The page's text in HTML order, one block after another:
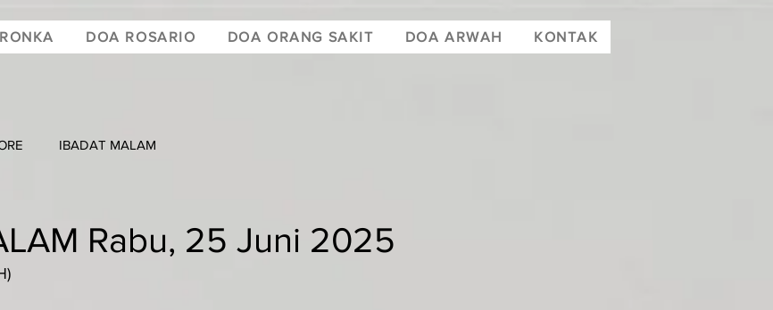
DOA ROSARIO DOA ORANG SAKIT DOA ARWAH KONTAK
IBADAT MALAM
Rabu, 25 Juni 2025